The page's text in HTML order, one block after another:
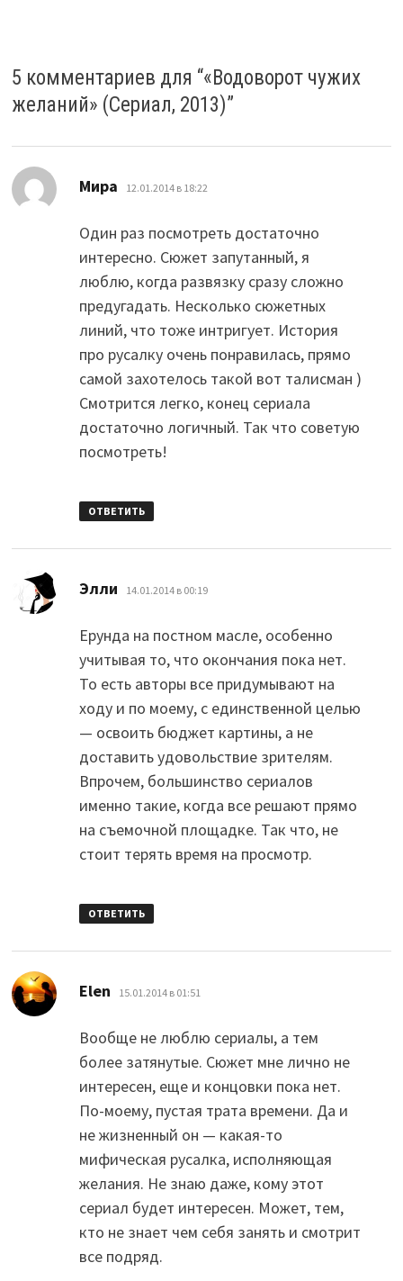
5 комментариев для “«Водоворот чужих
желаний» (Сериал, 2013)”
Мира 12.01.2014 в 18:22
Один раз посмотреть достаточно
интересно. Сюжет запутанный, я
люблю, когда развязку сразу сложно
предугадать. Несколько сюжетных
линий, что тоже интригует. История
про русалку очень понравилась, прямо
самой захотелось такой вот талисман )
Смотрится легко, конец сериала
достаточно логичный. Так что советую
посмотреть!
ОТВЕТИТЬ
Элли 14.01.2014 в 00:19
Ерунда на постном масле, особенно
учитывая то, что окончания пока нет.
То есть авторы все придумывают на
ходу и по моему, с единственной целью
— освоить бюджет картины, а не
доставить удовольствие зрителям.
Впрочем, большинство сериалов
именно такие, когда все решают прямо
на съемочной площадке. Так что, не
стоит терять время на просмотр.
ОТВЕТИТЬ
Elen 15.01.2014 в 01:51
Вообще не люблю сериалы, а тем
более затянутые. Сюжет мне лично не
интересен, еще и концовки пока нет.
По-моему, пустая трата времени. Да и
не жизненный он — какая-то
мифическая русалка, исполняющая
желания. Не знаю даже, кому этот
сериал будет интересен. Может, тем,
кто не знает чем себя занять и смотрит
все подряд.